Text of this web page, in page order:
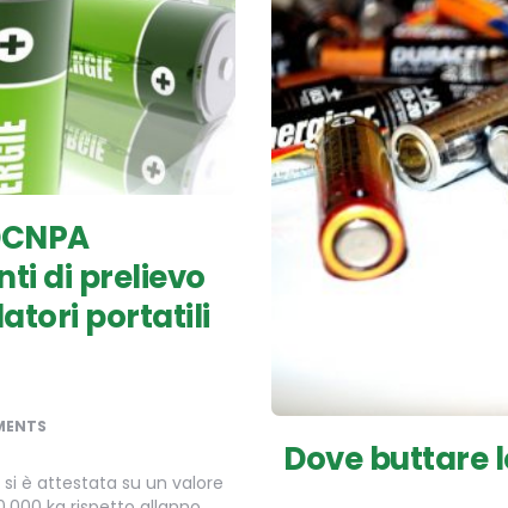
di prelievo
portatili
è attestata su un valore
Dove buttare